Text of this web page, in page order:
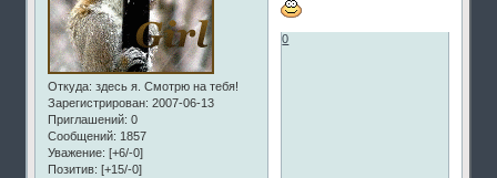
Откуда: здесь я. Смотрю на тебя!
Зарегистрирован: 2007-06-13
Приглашений: 0
Сообщений: 1857
Уважение: [+6/-0]
Позитив: [+15/-0]
0